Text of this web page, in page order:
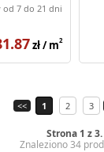
7 do 21 dni
zł / m2
<< 1 2 3
Strona 1 z 3.
Znaleziono 34